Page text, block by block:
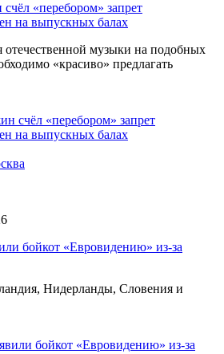
«перебором» запрет
на выпускных балах
музыки на подобных
«красиво» предлагать
бойкот «Евровидению» из-за
Нидерланды, Словения и